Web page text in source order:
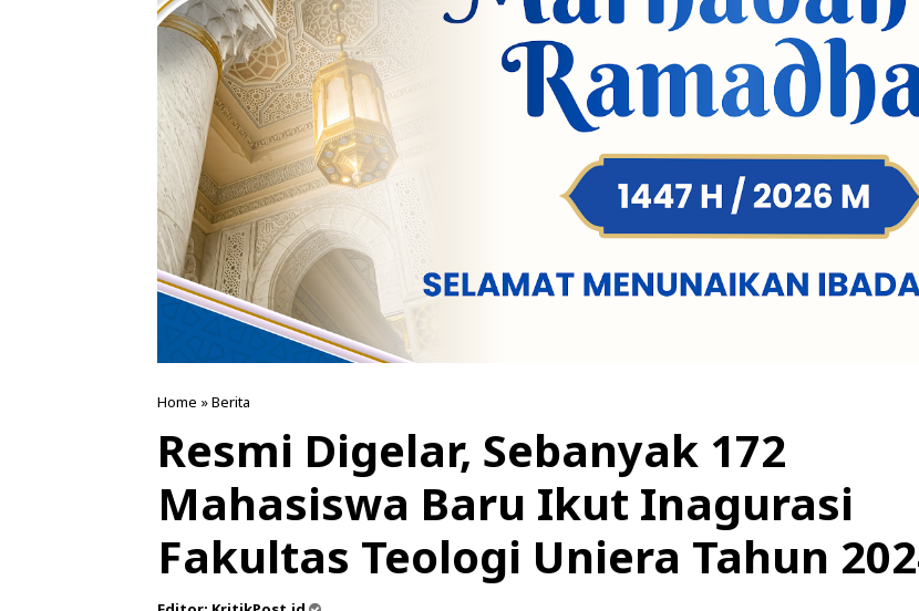
Home »Berita
Resmi Digelar, Sebanyak 172
Mahasiswa Baru Ikut Inagurasi
Fakultas Teologi Uniera Tahun